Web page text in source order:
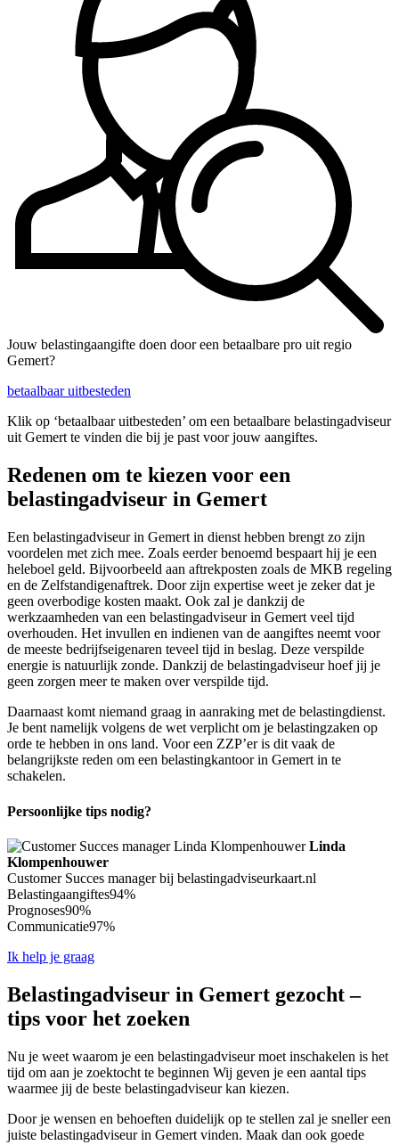
Jouw belastingaangifte doen door een betaalbare pro uit regio
Gemert?
betaalbaar uitbesteden
Klik op ‘betaalbaar uitbesteden’ om een betaalbare belastingadviseur
uit Gemert te vinden die bij je past voor jouw aangiftes.
Redenen om te kiezen voor een
belastingadviseur in Gemert
Een belastingadviseur in Gemert in dienst hebben brengt zo zijn
voordelen met zich mee. Zoals eerder benoemd bespaart hij je een
heleboel geld. Bijvoorbeeld aan aftrekposten zoals de MKB regeling
en de Zelfstandigenaftrek. Door zijn expertise weet je zeker dat je
geen overbodige kosten maakt. Ook zal je dankzij de
werkzaamheden van een belastingadviseur in Gemert veel tijd
overhouden. Het invullen en indienen van de aangiftes neemt voor
de meeste bedrijfseigenaren teveel tijd in beslag. Deze verspilde
energie is natuurlijk zonde. Dankzij de belastingadviseur hoef jij je
geen zorgen meer te maken over verspilde tijd.
Daarnaast komt niemand graag in aanraking met de belastingdienst.
Je bent namelijk volgens de wet verplicht om je belastingzaken op
orde te hebben in ons land. Voor een ZZP’er is dit vaak de
belangrijkste reden om een belastingkantoor in Gemert in te
schakelen.
Persoonlijke tips nodig?
Linda
Klompenhouwer
Customer Succes manager bij belastingadviseurkaart.nl
Belastingaangiftes94%
Prognoses90%
Communicatie97%
Ik help je graag
Belastingadviseur in Gemert gezocht –
tips voor het zoeken
Nu je weet waarom je een belastingadviseur moet inschakelen is het
tijd om aan je zoektocht te beginnen Wij geven je een aantal tips
waarmee jij de beste belastingadviseur kan kiezen.
Door je wensen en behoeften duidelijk op te stellen zal je sneller een
juiste belastingadviseur in Gemert vinden. Maak dan ook goede